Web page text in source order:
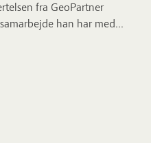
fra GeoPartner
han har med...